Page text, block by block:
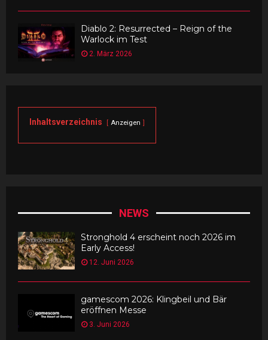
Diablo 2: Resurrected – Reign of the
Warlock im Test
2. März 2026
Inhaltsverzeichnis Anzeigen
NEWS
Stronghold 4 erscheint noch 2026 im
Early Access!
12. Juni 2026
gamescom 2026: Klingbeil und Bär
eröffnen Messe
3. Juni 2026